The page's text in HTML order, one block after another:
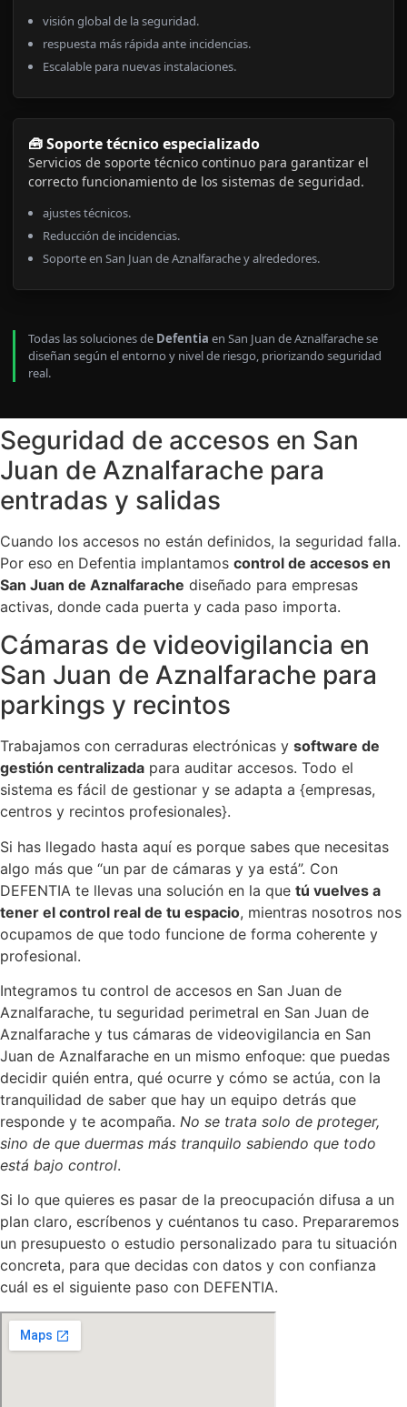
visión global de la seguridad.
respuesta más rápida ante incidencias.
Escalable para nuevas instalaciones.
🧰 Soporte técnico especializado
Servicios de soporte técnico continuo para garantizar el
correcto funcionamiento de los sistemas de seguridad.
ajustes técnicos.
Reducción de incidencias.
Soporte en San Juan de Aznalfarache y alrededores.
Todas las soluciones de Defentia en San Juan de Aznalfarache se
diseñan según el entorno y nivel de riesgo, priorizando seguridad
real.
Seguridad de accesos en San
Juan de Aznalfarache para
entradas y salidas
Cuando los accesos no están definidos, la seguridad falla.
Por eso en Defentia implantamos control de accesos en
San Juan de Aznalfarache diseñado para empresas
activas, donde cada puerta y cada paso importa.
Cámaras de videovigilancia en
San Juan de Aznalfarache para
parkings y recintos
Trabajamos con cerraduras electrónicas y software de
gestión centralizada para auditar accesos. Todo el
sistema es fácil de gestionar y se adapta a {empresas,
centros y recintos profesionales}.
Si has llegado hasta aquí es porque sabes que necesitas
algo más que “un par de cámaras y ya está”. Con
DEFENTIA te llevas una solución en la que tú vuelves a
tener el control real de tu espacio, mientras nosotros nos
ocupamos de que todo funcione de forma coherente y
profesional.
Integramos tu control de accesos en San Juan de
Aznalfarache, tu seguridad perimetral en San Juan de
Aznalfarache y tus cámaras de videovigilancia en San
Juan de Aznalfarache en un mismo enfoque: que puedas
decidir quién entra, qué ocurre y cómo se actúa, con la
tranquilidad de saber que hay un equipo detrás que
responde y te acompaña. No se trata solo de proteger,
sino de que duermas más tranquilo sabiendo que todo
está bajo control.
Si lo que quieres es pasar de la preocupación difusa a un
plan claro, escríbenos y cuéntanos tu caso. Prepararemos
un presupuesto o estudio personalizado para tu situación
concreta, para que decidas con datos y con confianza
cuál es el siguiente paso con DEFENTIA.